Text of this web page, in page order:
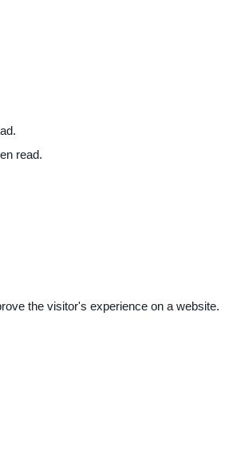
read.
the visitor's experience on a website.